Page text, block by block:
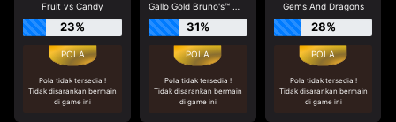
Fruit vs Candy
23%
Pola tidak tersedia !
Tidak disarankan bermain
di game ini
Gallo Gold Bruno's™ Megaways™
31%
Pola tidak tersedia !
Tidak disarankan bermain
di game ini
Gems And Dragons
28%
Pola tidak tersedia !
Tidak disarankan bermain
di game ini